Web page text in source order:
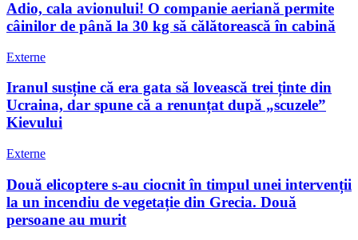
Adio, cala avionului! O companie aeriană permite
câinilor de până la 30 kg să călătorească în cabină
Externe
Iranul susține că era gata să lovească trei ținte din
Ucraina, dar spune că a renunțat după „scuzele”
Kievului
Externe
Două elicoptere s-au ciocnit în timpul unei intervenții
la un incendiu de vegetație din Grecia. Două
persoane au murit